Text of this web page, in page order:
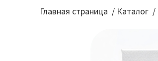
Главная страница / Каталог /